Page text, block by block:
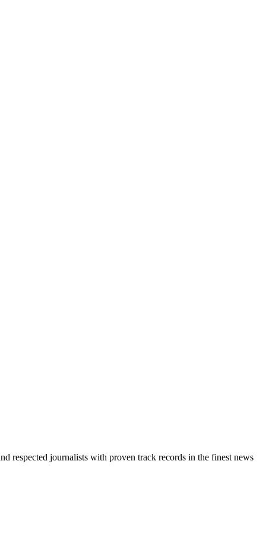
respected journalists with proven track records in the finest news